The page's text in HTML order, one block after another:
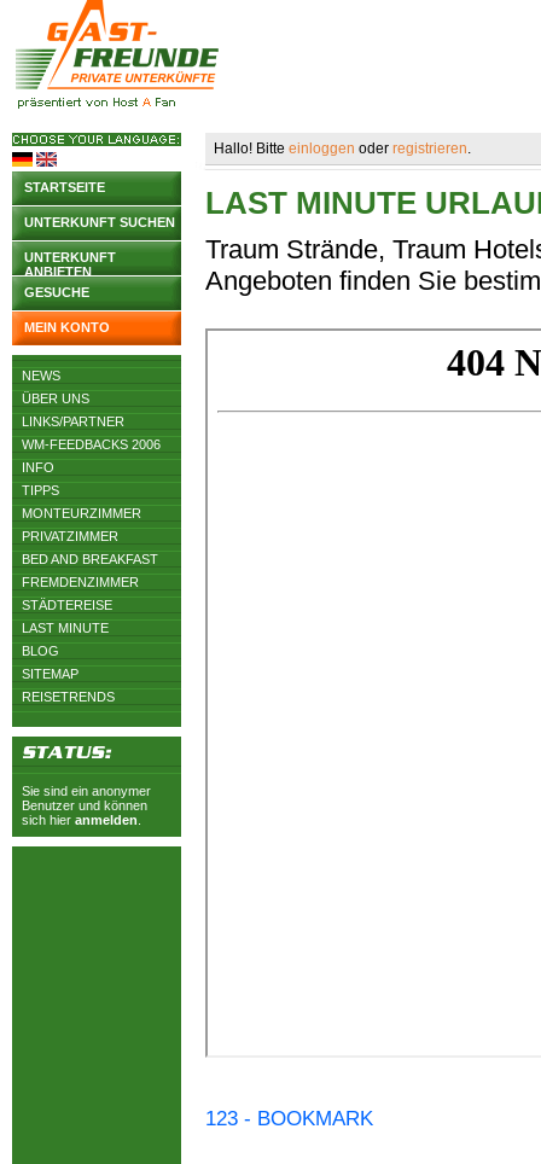
STARTSEITE
UNTERKUNFT SUCHEN
UNTERKUNFT
ANBIETEN
GESUCHE
MEIN KONTO
NEWS
ÜBER UNS
LINKS/PARTNER
WM-FEEDBACKS 2006
INFO
TIPPS
MONTEURZIMMER
PRIVATZIMMER
BED AND BREAKFAST
FREMDENZIMMER
STÄDTEREISE
LAST MINUTE
BLOG
SITEMAP
REISETRENDS
Sie sind ein anonymer
Benutzer und können
sich hier anmelden
Hallo! Bitte einloggen oder registrieren.
LAST MINUTE
Traum Strände, Traum
Angeboten finden Sie
123 - BOOKMARK